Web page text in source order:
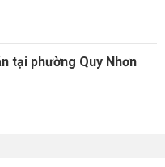
tại phường Quy Nhơn